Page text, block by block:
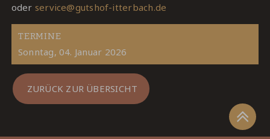
oder service@gutshof-itterbach.de
TERMINE
Sonntag, 04. Januar 2026
ZURÜCK ZUR ÜBERSICHT